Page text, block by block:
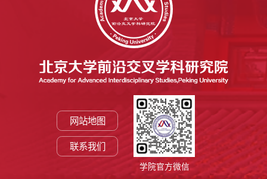
网站地图
联系我们
学院官方微信